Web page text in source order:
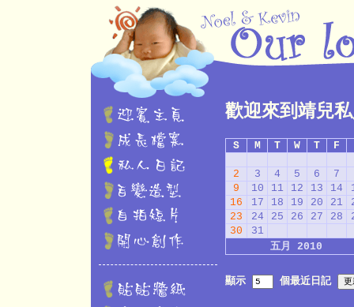
歡迎來到靖兒
S M T W T F
2
3 4 5 6 7
9
10 11 12 13 14
16
17 18 19 20 21
23
24 25 26 27 28
30
31
五月 2010
顯示 個最近日記